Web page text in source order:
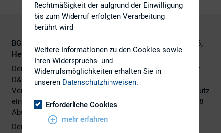
BGH, Urteil vom 13.04.2016, Az. IV ZR 304/13, ZIP 2016,
Heft 20, S. 976
Der BGH hat entschieden, dass in Innenhaftungsfällen der
D&O-Versicherung auch der geschädigte
Versicherungsnehmer oder sein in den Versicherungsschutz
einbezogenes Tochterunternehmen als Dritter i. S. v. § 108
Abs. 2 VVG gilt.
Den vollständigen Beitrag finden Sie
Rechtmäßigkeit der aufgrund der Einwilligung
bis zum Widerruf erfolgten Verarbeitung
berührt wird.
Weitere Informationen zu den Cookies sowie
Ihren Widerspruchs- und
Widerrufsmöglichkeiten erhalten Sie in
unseren Datenschutzhinweisen.
Erforderliche Cookies
mehr erfahren